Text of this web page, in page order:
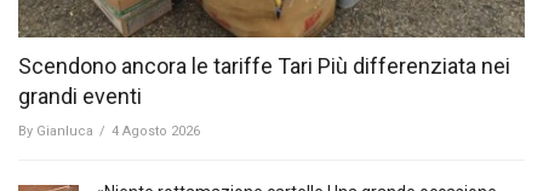
Scendono ancora le tariffe Tari Più differenziata nei
grandi eventi
By Gianluca / 4 Agosto 2026